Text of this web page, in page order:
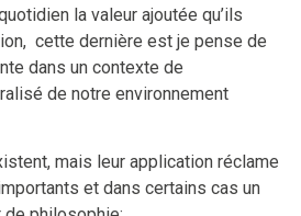
la valeur ajoutée qu’ils
cette dernière est je pense de
dans un contexte de
de notre environnement
mais leur application réclame
et dans certains cas un